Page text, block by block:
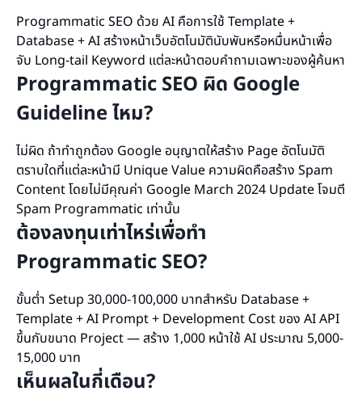
Programmatic SEO ด้วย AI คือการใช้ Template +
Database + AI สร้างหน้าเว็บอัตโนมัตินับพันหรือหมื่นหน้าเพื่อ
จับ Long-tail Keyword แต่ละหน้าตอบคำถามเฉพาะของผู้ค้นหา
Programmatic SEO ผิด Google
Guideline ไหม?
ไม่ผิด ถ้าทำถูกต้อง Google อนุญาตให้สร้าง Page อัตโนมัติ
ตราบใดที่แต่ละหน้ามี Unique Value ความผิดคือสร้าง Spam
Content โดยไม่มีคุณค่า Google March 2024 Update โจมตี
Spam Programmatic เท่านั้น
ต้องลงทุนเท่าไหร่เพื่อทำ
Programmatic SEO?
ขั้นต่ำ Setup 30,000-100,000 บาทสำหรับ Database +
Template + AI Prompt + Development Cost ของ AI API
ขึ้นกับขนาด Project — สร้าง 1,000 หน้าใช้ AI ประมาณ 5,000-
15,000 บาท
เห็นผลในกี่เดือน?